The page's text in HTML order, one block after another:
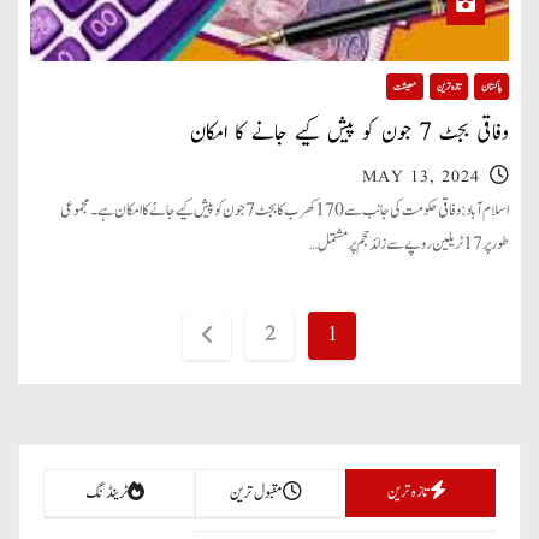
پاکستان تازہ ترین معیشت
وفاقی بجٹ 7 جون کو پیش کیے جانے کا امکان
MAY 13, 2024
اسلام آباد: وفاقی حکومت کی جانب سے 170 کھرب کا بجٹ 7 جون کو پیش کیے جانے کا امکان ہے۔ مجموعی
طورپر 17 ٹریلین روپے سے زائد حجم پر مشتمل…
t
1
2
تازہ ترین مقبول ترین ٹرینڈنگ